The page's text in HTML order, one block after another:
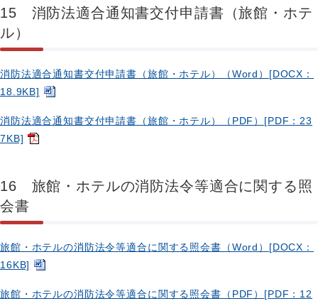
15 消防法適合通知書交付申請書（旅館・ホテ
ル）
消防法適合通知書交付申請書（旅館・ホテル）（Word）[DOCX：
18.9KB]
消防法適合通知書交付申請書（旅館・ホテル）（PDF）[PDF：23
7KB]
16 旅館・ホテルの消防法令等適合に関する照
会書
旅館・ホテルの消防法令等適合に関する照会書（Word）[DOCX：
16KB]
旅館・ホテルの消防法令等適合に関する照会書（PDF）[PDF：12